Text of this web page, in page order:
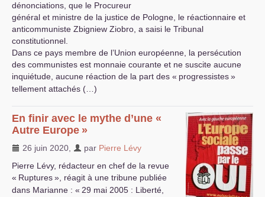
dénonciations, que le Procureur
général et ministre de la justice de Pologne, le réactionnaire et
anticommuniste Zbigniew Ziobro, a saisi le Tribunal
constitutionnel.
Dans ce pays membre de l’Union européenne, la persécution
des communistes est monnaie courante et ne suscite aucune
inquiétude, aucune réaction de la part des « progressistes»
tellement attachés (…)
En finir avec le mythe d’une «
Autre Europe »
26 juin 2020 par Pierre Lévy
Pierre Lévy, rédacteur en chef de la revue
« Ruptures», réagit à une tribune publiée
dans Marianne : « 29 mai 2005 : Liberté,